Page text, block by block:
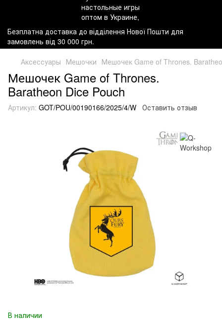
Безплатна доставка до відділення Нової Пошти для
замовлень від 30 000 грн.
Аксессуары Мешочки Мешочек Game of Thrones.
Мешочек Game of Thrones.
Baratheon Dice Pouch
Артикул: GOT/POU/00190166/2025/4/W Оставить отзыв
В наличии